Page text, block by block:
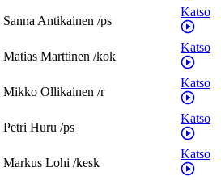
SannaAntikainen /ps
Katso
Matias Marttinen /kok
Katso
Mikko Ollikainen /r
Katso
Petri Huru /ps
Katso
Markus Lohi /kesk
Katso